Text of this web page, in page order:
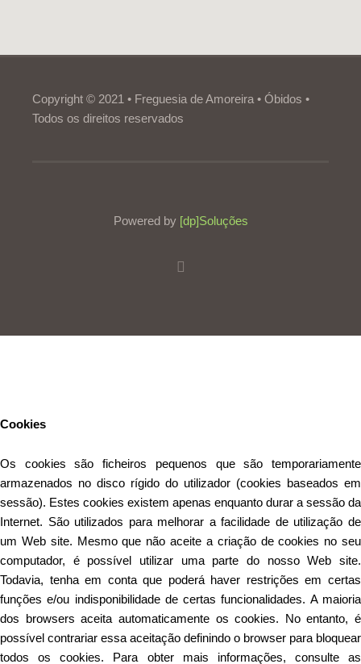
Copyright © 2021 • Freguesia de Amoreira • Óbidos •
Todos os direitos reservados
Powered by [dp]Soluções
Cookies
Os cookies são ficheiros pequenos que são temporariamente
armazenados no disco rígido do utilizador (cookies baseados em
sessão). Estes cookies existem apenas enquanto durar a sessão da
Internet. São utilizados para melhorar a facilidade de utilização de
um Web site. Mesmo que não aceite a criação de cookies no seu
computador, é possível utilizar uma parte do nosso Web site.
Todavia, tenha em conta que poderá haver restrições em certas
funções e/ou indisponibilidade de certas funcionalidades. A maioria
dos browsers aceita automaticamente os cookies. No entanto, é
possível contrariar essa aceitação definindo o browser para bloquear
todos os cookies. Para obter mais informações, consulte as